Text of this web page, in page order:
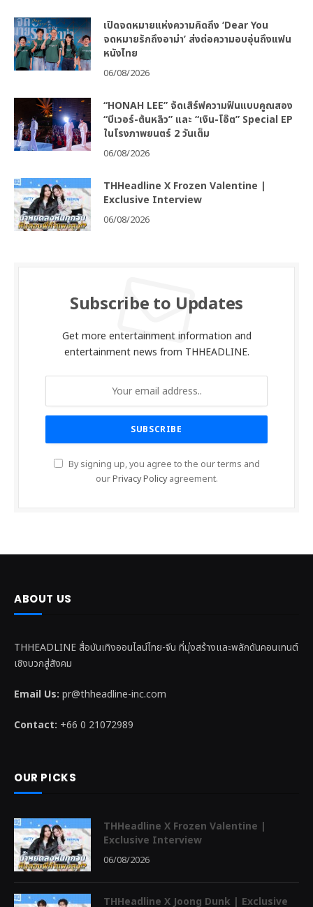
เปิดจดหมายแห่งความคิดถึง ‘Dear You
จดหมายรักถึงอาม่า’ ส่งต่อความอบอุ่นถึงแฟน
หนังไทย
06/08/2026
“HONAH LEE” จัดเสิร์ฟความฟินแบบคูณสอง
“บีเวอร์-ต้นหลิว” และ “เงิน-โอ๊ต” Special EP
ในโรงภาพยนตร์ 2 วันเต็ม
06/08/2026
THHeadline X Frozen Valentine |
Exclusive Interview
06/08/2026
Subscribe to Updates
Get more entertainment information and
entertainment news from THHEADLINE.
By signing up, you agree to the our terms and
ourPrivacy Policyagreement.
ABOUT US
THHEADLINE สื่อบันเทิงออนไลน์ไทย-จีน ที่มุ่งสร้างและพลักดันคอนเทนต์
เชิงบวกสู่สังคม
Email Us: pr@thheadline-inc.com
Contact: +66 0 21072989
OUR PICKS
THHeadline X Frozen Valentine |
Exclusive Interview
06/08/2026
THHeadline X Joong Dunk | Exclusive